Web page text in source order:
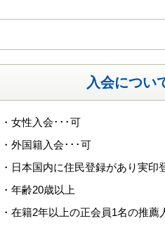
入会につい
・女性入会･･･可
・外国籍入会･･･可
・日本国内に住民登録があり実印
・年齢20歳以上
・在籍2年以上の正会員1名の推薦